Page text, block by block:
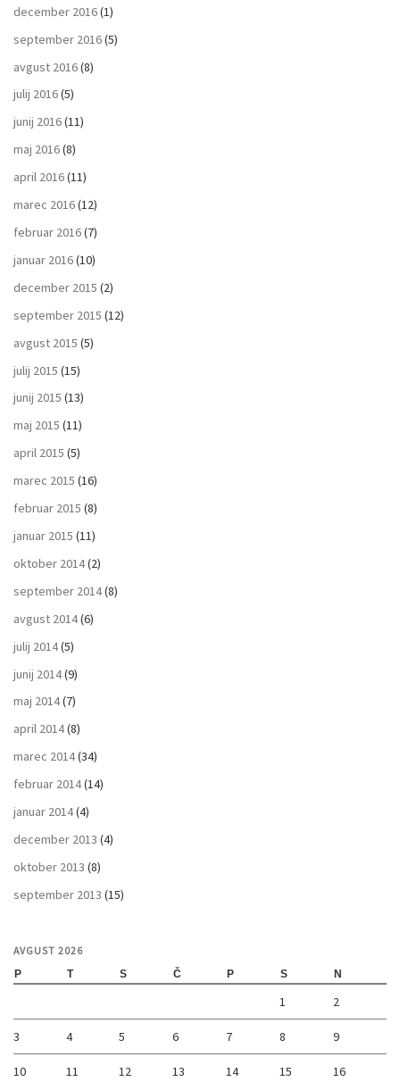
december 2016(1)
september 2016(5)
avgust 2016(8)
julij 2016(5)
junij 2016(11)
maj 2016(8)
april 2016(11)
marec 2016(12)
februar 2016(7)
januar 2016(10)
december 2015 (2)
september 2015 (12)
avgust 2015 (5)
julij 2015 (15)
junij 2015 (13)
maj 2015 (11)
april 2015 (5)
marec 2015 (16)
februar 2015 (8)
januar 2015 (11)
oktober 2014(2)
september 2014(8)
avgust 2014(6)
julij 2014(5)
junij 2014(9)
maj 2014(7)
april 2014(8)
marec 2014(34)
februar 2014(14)
januar 2014(4)
december 2013 (4)
oktober 2013 (8)
september 2013 (15)
AVGUST 2026
P T S Č P S N
1 2
3 4 5 6 7 8 9
10 11 12 13 14 15 16